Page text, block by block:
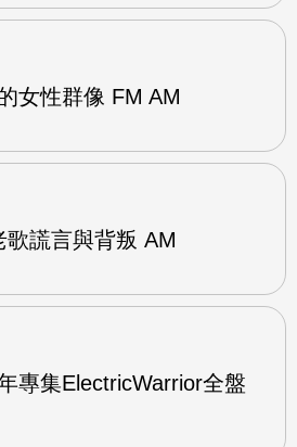
女性群像 FM AM
歌謊言與背叛 AM
專集ElectricWarrior全盤